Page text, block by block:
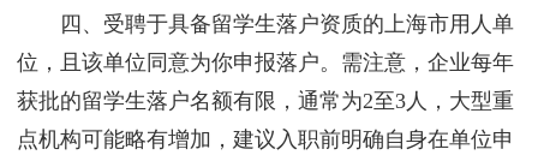
四、受聘于具备留学生落户资质的上海市用人单
位，且该单位同意为你申报落户。需注意，企业每年
获批的留学生落户名额有限，通常为2至3人，大型重
点机构可能略有增加，建议入职前明确自身在单位申